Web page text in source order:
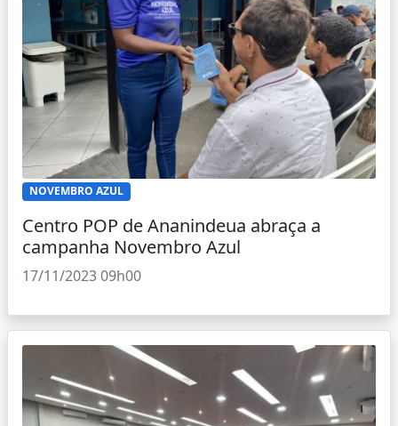
NOVEMBRO AZUL
Centro POP de Ananindeua abraça a
campanha Novembro Azul
17/11/2023 09h00